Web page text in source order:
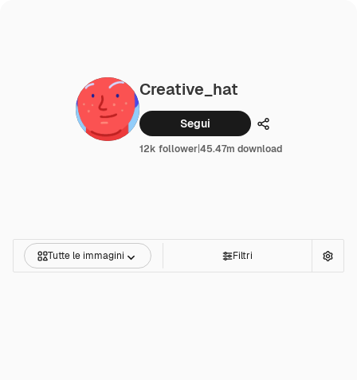
Creative_hat
Segui Condividi
12k follower|45.47m download
Tutte le immagini Filtri